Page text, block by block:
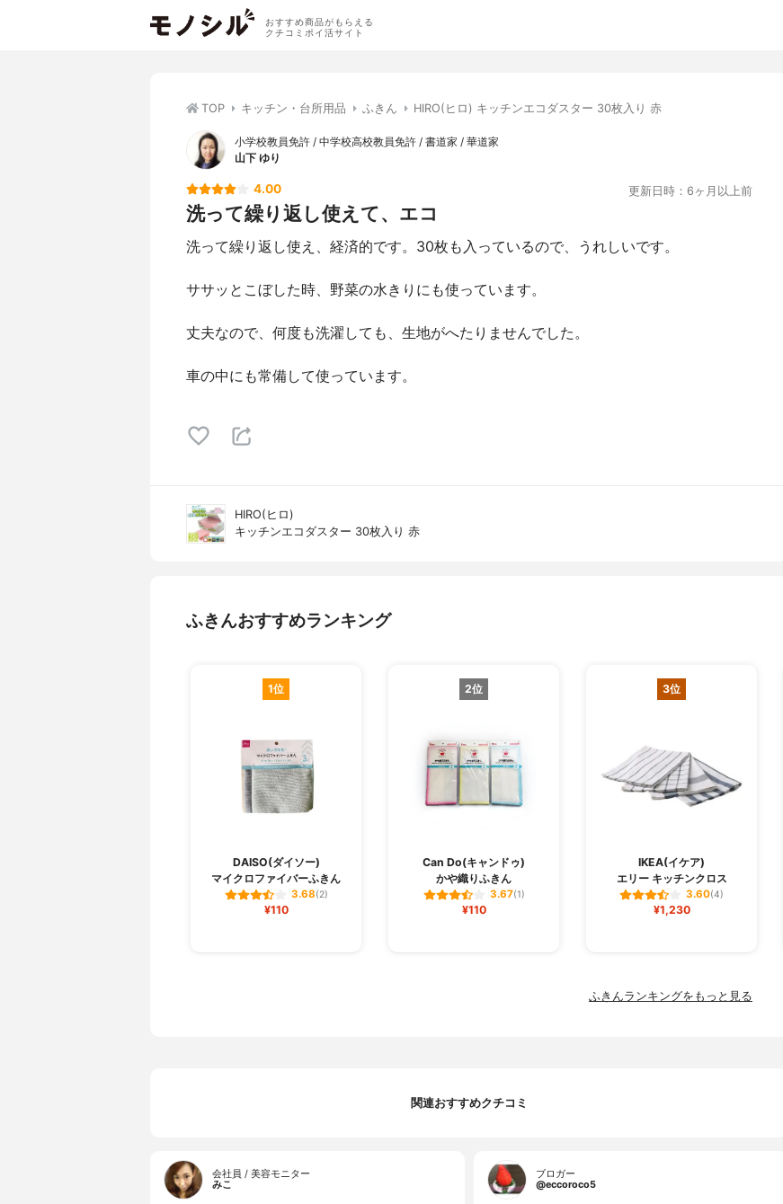
おすすめ商品がもらえる
クチコミポイ活サイト
TOP キッチン・台所用品 ふきん HIRO(ヒロ) キッチンエコダスター 30枚入り 赤
小学校教員免許 / 中学校高校教員免許 / 書道家 / 華道家
山下 ゆり
4.00 更新日時：6ヶ月以上前
洗って繰り返し使えて、エコ
洗って繰り返し使え、経済的です。30枚も入っているので、うれしいです。
ササッとこぼした時、野菜の水きりにも使っています。
丈夫なので、何度も洗濯しても、生地がへたりませんでした。
車の中にも常備して使っています。
HIRO(ヒロ)
キッチンエコダスター 30枚入り 赤
ふきんおすすめランキング
1位
DAISO(ダイソー)
マイクロファイバーふきん
3.68(2)
¥110
2位
Can Do(キャンドゥ)
かや織りふきん
3.67(1)
¥110
3位
IKEA(イケア)
エリー キッチンクロス
3.60(4)
¥1,230
ふきんランキングをもっと見る
関連おすすめクチコミ
会社員 / 美容モニター
みこ
ブロガー
@eccoroco5